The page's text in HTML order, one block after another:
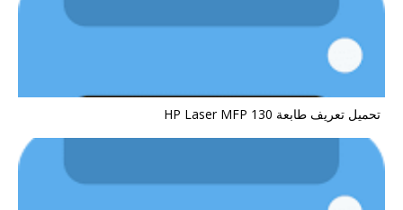
تحميل تعريف طابعة HP Laser MFP 130